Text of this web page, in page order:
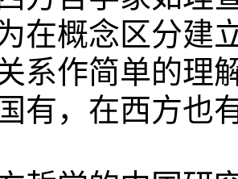
在概念区分建
系作简单的理
有，在西方也